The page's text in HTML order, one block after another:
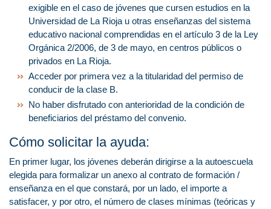
exigible en el caso de jóvenes que cursen estudios en la
Universidad de La Rioja u otras enseñanzas del sistema
educativo nacional comprendidas en el artículo 3 de la Ley
Orgánica 2/2006, de 3 de mayo, en centros públicos o
privados en La Rioja.
Acceder por primera vez a la titularidad del permiso de
conducir de la clase B.
No haber disfrutado con anterioridad de la condición de
beneficiarios del préstamo del convenio.
Cómo solicitar la ayuda:
En primer lugar, los jóvenes deberán dirigirse a la autoescuela
elegida para formalizar un anexo al contrato de formación /
enseñanza en el que constará, por un lado, el importe a
satisfacer, y por otro, el número de clases mínimas (teóricas y